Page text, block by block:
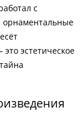
с
орнаментальные
эстетическое